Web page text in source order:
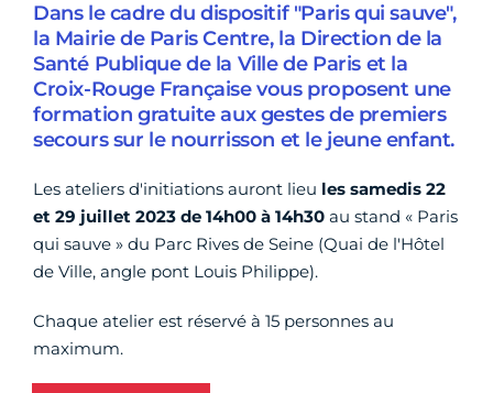
Dans le cadre du dispositif "Paris qui sauve",
la Mairie de Paris Centre, la Direction de la
Santé Publique de la Ville de Paris et la
Croix-Rouge Française vous proposent une
formation gratuite aux gestes de premiers
secours sur le nourrisson et le jeune enfant.
Les ateliers d'initiations auront lieu les samedis 22
et 29 juillet 2023 de 14h00 à 14h30 au stand « Paris
qui sauve » du Parc Rives de Seine (Quai de l'Hôtel
de Ville, angle pont Louis Philippe).
Chaque atelier est réservé à 15 personnes au
maximum.